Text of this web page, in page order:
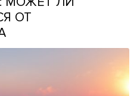
МОЖЕТ ЛИ
ОТ